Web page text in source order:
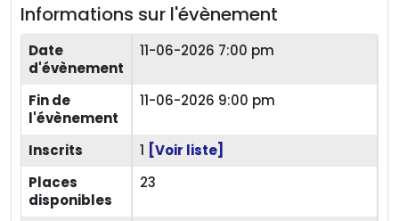
Informations sur l'évènement
Date
d'évènement
11-06-2026 7:00 pm
Fin de
l'évènement
11-06-2026 9:00 pm
Inscrits 1 [Voir liste]
Places
disponibles
23